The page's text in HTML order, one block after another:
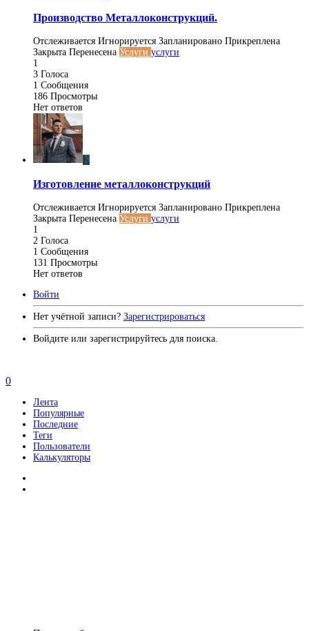
Производство Металлоконструкций.
Отслеживается Игнорируется Запланировано Прикреплена
Закрыта Перенесена Услуги услуги
1
3 Голоса
1 Сообщения
186 Просмотры
Нет ответов
K
Изготовление металлоконструкций
Отслеживается Игнорируется Запланировано Прикреплена
Закрыта Перенесена Услуги услуги
1
2 Голоса
1 Сообщения
131 Просмотры
Нет ответов
Войти
Нет учётной записи? Зарегистрироваться
Войдите или зарегистрируйтесь для поиска.
0
Лента
Популярные
Последние
Теги
Пользователи
Калькуляторы